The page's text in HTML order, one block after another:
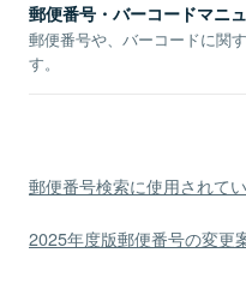
郵便番号・バーコードマニ
郵便番号や、バーコードに関
す。
郵便番号検索に使用されて
2025年度版郵便番号の変更